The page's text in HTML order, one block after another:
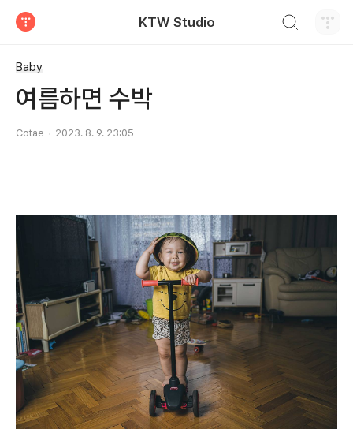
KTW Studio
Baby
여름하면 수박
Cotae 2023. 8. 9. 23:05